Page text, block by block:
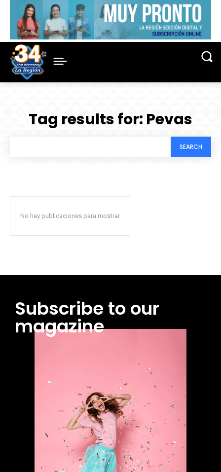
Tag results for: Pevas
SEARCH
No hay publicaciones para mostrar
Subscribe to our
magazine